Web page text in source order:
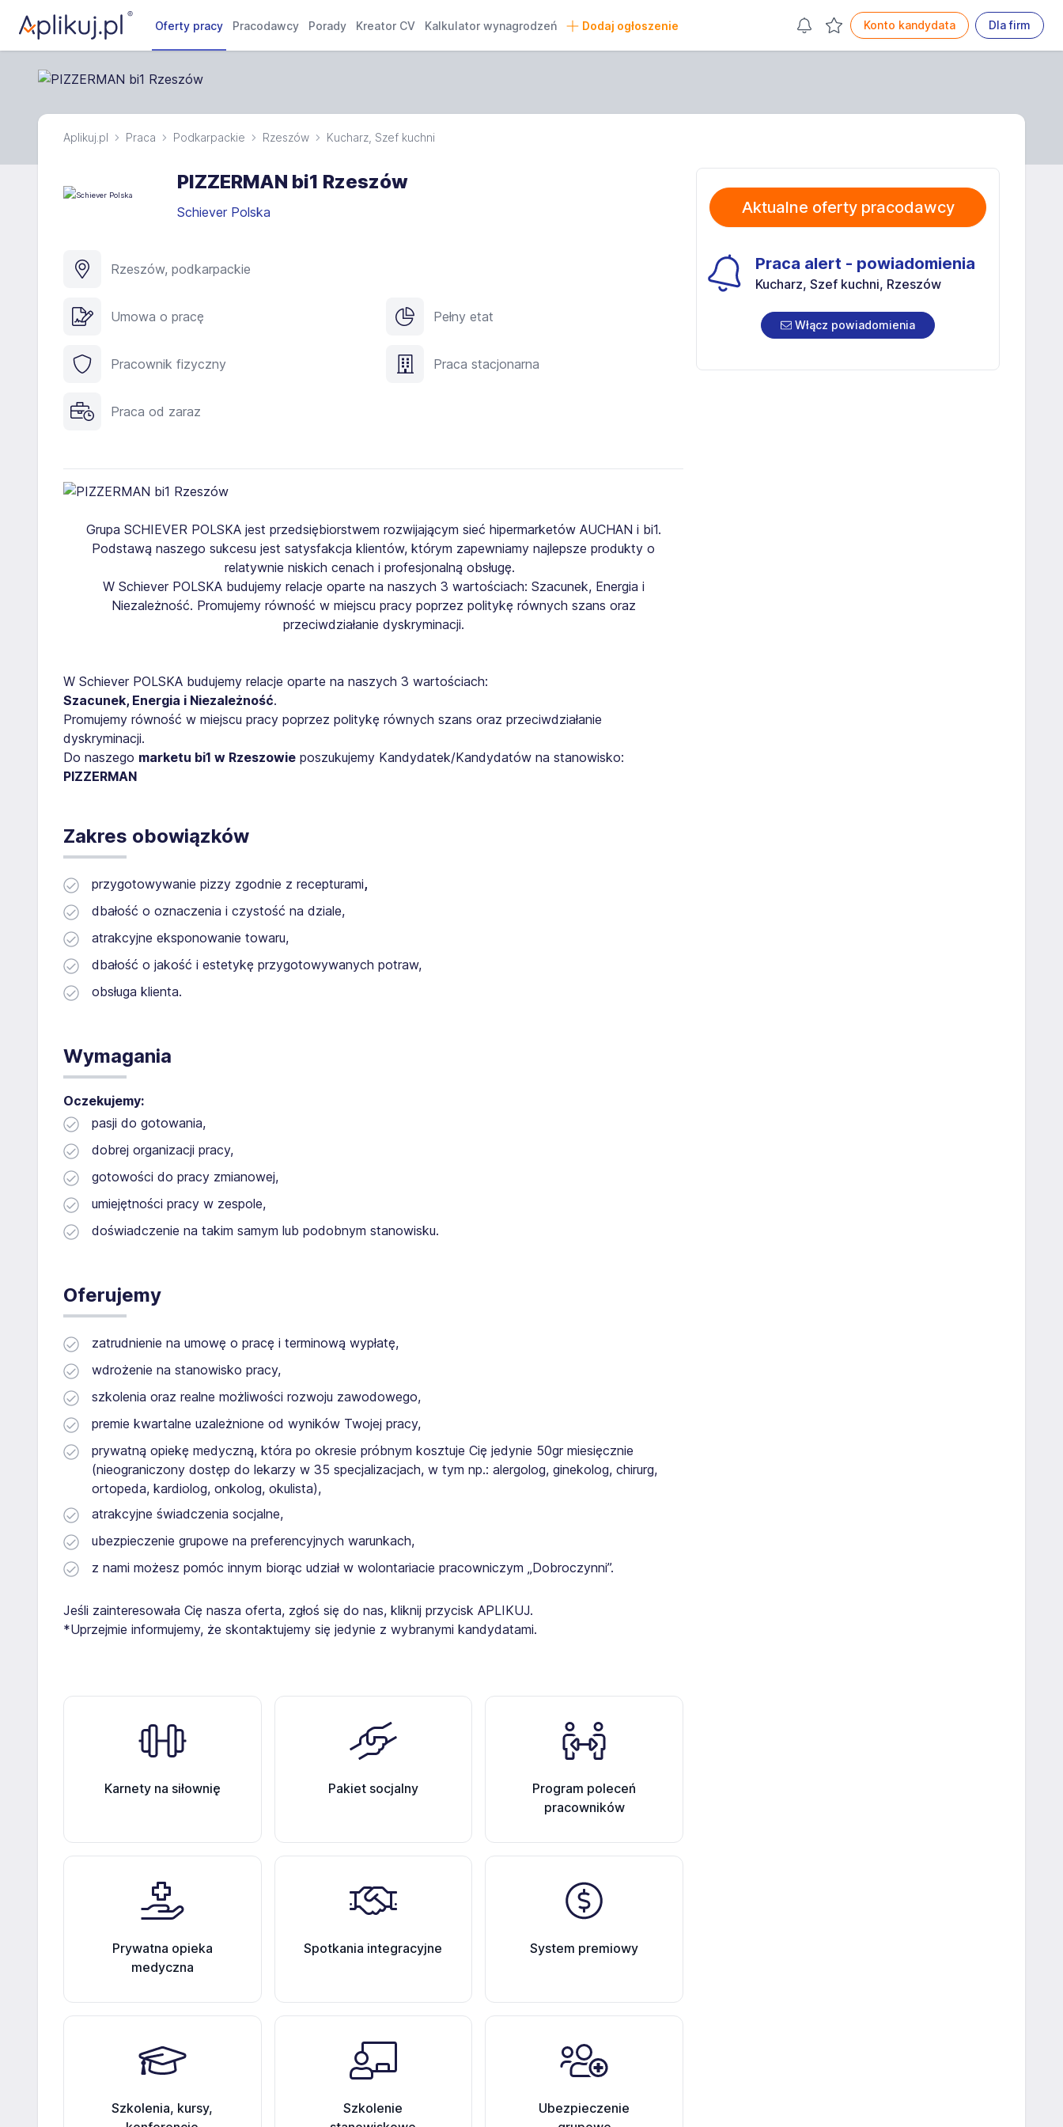
Oferty pracy Pracodawcy Porady Kreator CV Kalkulator wynagrodzeń Dodaj ogłoszenie Konto kandydata Dla firm
Aplikuj.pl Praca Podkarpackie Rzeszów Kucharz, Szef kuchni
PIZZERMAN bi1 Rzeszów
Schiever Polska
Rzeszów, podkarpackie
Umowa o pracę Pełny etat
Pracownik fizyczny Praca stacjonarna
Praca od zaraz
Grupa SCHIEVER POLSKAjest przedsiębiorstwem rozwijającym sieć hipermarketów AUCHAN i bi1.
Podstawą naszego sukcesu jest satysfakcja klientów, którym zapewniamy najlepsze produkty o
relatywnie niskich cenach i profesjonalną obsługę.
W Schiever POLSKA budujemy relacje oparte na naszych 3 wartościach: Szacunek, Energia i
Niezależność. Promujemy równość w miejscu pracy poprzez politykę równych szans oraz
przeciwdziałanie dyskryminacji.
W Schiever POLSKA budujemy relacje oparte na naszych 3 wartościach:
Szacunek, Energia i Niezależność.
Promujemy równość w miejscu pracy poprzez politykę równych szans oraz przeciwdziałanie
dyskryminacji.
Do naszego marketu bi1 w Rzeszowie poszukujemy Kandydatek/Kandydatów na stanowisko:
PIZZERMAN
Zakres obowiązków
przygotowywanie pizzy zgodnie z recepturami,
dbałość o oznaczenia i czystość na dziale,
atrakcyjne eksponowanie towaru,
dbałość o jakość i estetykę przygotowywanych potraw,
obsługa klienta.
Wymagania
Oczekujemy:
pasji do gotowania,
dobrej organizacji pracy,
gotowości do pracy zmianowej,
umiejętności pracy w zespole,
doświadczenie na takim samym lub podobnym stanowisku.
Oferujemy
zatrudnienie na umowę o pracę i terminową wypłatę,
wdrożenie na stanowisko pracy,
szkolenia oraz realne możliwości rozwoju zawodowego,
premie kwartalne uzależnione od wyników Twojej pracy,
prywatną opiekę medyczną, która po okresie próbnym kosztuje Cię jedynie 50gr miesięcznie
(nieograniczony dostęp do lekarzy w 35 specjalizacjach, w tym np.: alergolog, ginekolog, chirurg,
ortopeda, kardiolog, onkolog, okulista),
atrakcyjne świadczenia socjalne,
ubezpieczenie grupowe na preferencyjnych warunkach,
z nami możesz pomóc innym biorąc udział w wolontariacie pracowniczym „Dobroczynni”.
Jeśli zainteresowała Cię nasza oferta, zgłoś się do nas, kliknij przycisk APLIKUJ.
*Uprzejmie informujemy, że skontaktujemy się jedynie z wybranymi kandydatami.
Karnety na siłownię Pakiet socjalny
Program poleceń
pracowników
Prywatna opieka
medyczna
Spotkania integracyjne System premiowy
Szkolenia, kursy,
Szkolenie
Ubezpieczenie
Aktualne oferty pracodawcy
Praca alert - powiadomienia
Kucharz, Szef kuchni, Rzeszów
Włącz powiadomienia